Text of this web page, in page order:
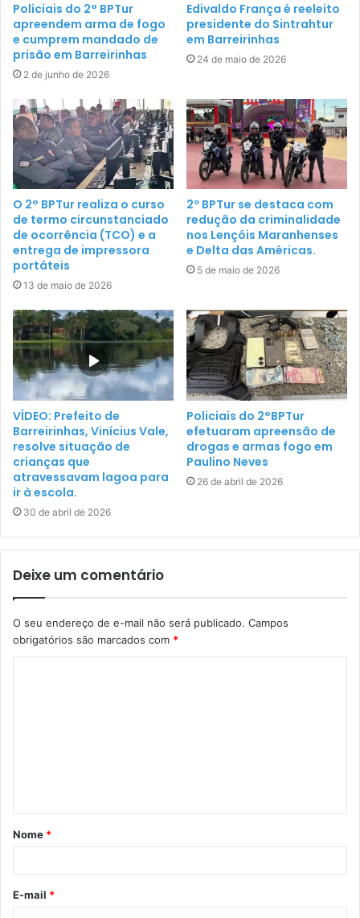
Policiais do 2° BPTur
apreendem arma de fogo
e cumprem mandado de
prisão em Barreirinhas
2 de junho de 2026
Edivaldo França é reeleito
presidente do Sintrahtur
em Barreirinhas
24 de maio de 2026
O 2° BPTur realiza o curso
de termo circunstanciado
de ocorrência (TCO) e a
entrega de impressora
portáteis
13 de maio de 2026
2º BPTur se destaca com
redução da criminalidade
nos Lençóis Maranhenses
e Delta das Américas.
5 de maio de 2026
VÍDEO: Prefeito de
Barreirinhas, Vinícius Vale,
resolve situação de
crianças que
atravessavam lagoa para
ir à escola.
30 de abril de 2026
Policiais do 2°BPTur
efetuaram apreensão de
drogas e armas fogo em
Paulino Neves
26 de abril de 2026
Deixe um comentário
O seu endereço de e-mail não será publicado. Campos
obrigatórios são marcados com *
á
r
*
Nome *
E-mail *